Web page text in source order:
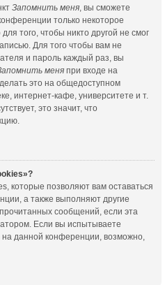
Запомнить меня , вы сможете
только некоторое
того, чтобы никто другой не смог
Для того чтобы вам не
и пароль каждый раз, вы
меня при входе на
это на общедоступном
интернет-кафе, университете и т.
это значит, что
которые позволяют вам оставаться
а также выполняют другие
сообщений, если эта
Если вы испытываете
данной конференции, возможно,